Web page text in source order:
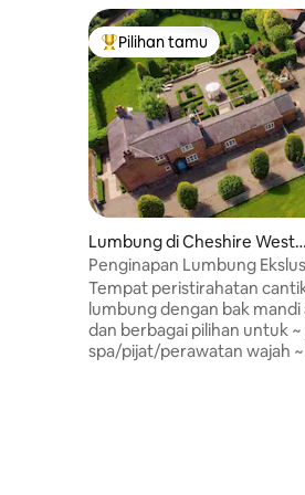
Pilihan tamu terpopuler
Pilihan tamu
Lumbung di Cheshire West a
nd Chester
Penginapan Lumbung Ekslusif
spa & koki di lokasi
Tempat peristirahatan
lumbung dengan bak mandi
dan berbagai pilihan untuk ~ perawatan
spa/pijat/perawatan wajah